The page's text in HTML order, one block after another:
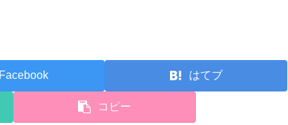
Facebook はてブ
コピー